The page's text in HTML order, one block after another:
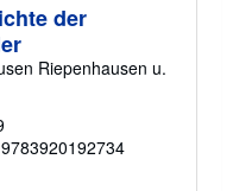
der
Riepenhausen u.